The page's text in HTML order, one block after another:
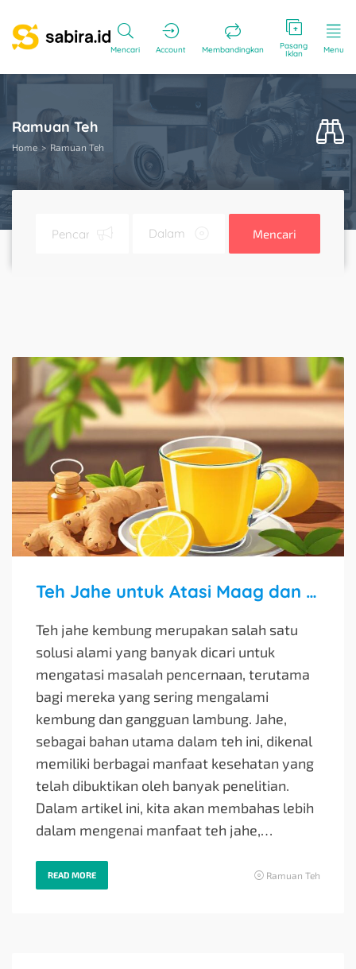
Mencari Account Membandingkan Pasang
Iklan Menu
Ramuan Teh
Home Ramuan Teh
Mencari
Teh Jahe untuk Atasi Maag dan Kembung Perut
Teh jahe kembung merupakan salah satu
solusi alami yang banyak dicari untuk
mengatasi masalah pencernaan, terutama
bagi mereka yang sering mengalami
kembung dan gangguan lambung. Jahe,
sebagai bahan utama dalam teh ini, dikenal
memiliki berbagai manfaat kesehatan yang
telah dibuktikan oleh banyak penelitian.
Dalam artikel ini, kita akan membahas lebih
dalam mengenai manfaat teh jahe,…
READ MORE Ramuan Teh